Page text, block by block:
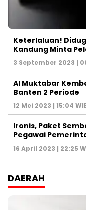
Keterlaluan!
Kandung Minta
3 September 2023 |
Al Muktabar
Banten 2 Periode
12 Mei 2023 | 15:04
Ironis, Paket
Pegawai
16 April 2023 | 22:25
DAERAH